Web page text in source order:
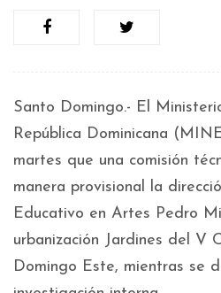
Santo Domingo.- El
República Dominicana
martes que una comisión
manera provisional la
Educativo en Artes Pedro
urbanización Jardines del V
Domingo Este, mientras se